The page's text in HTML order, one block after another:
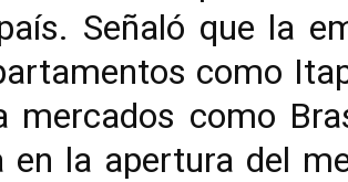
Señaló que la
como
como
en la apertura del